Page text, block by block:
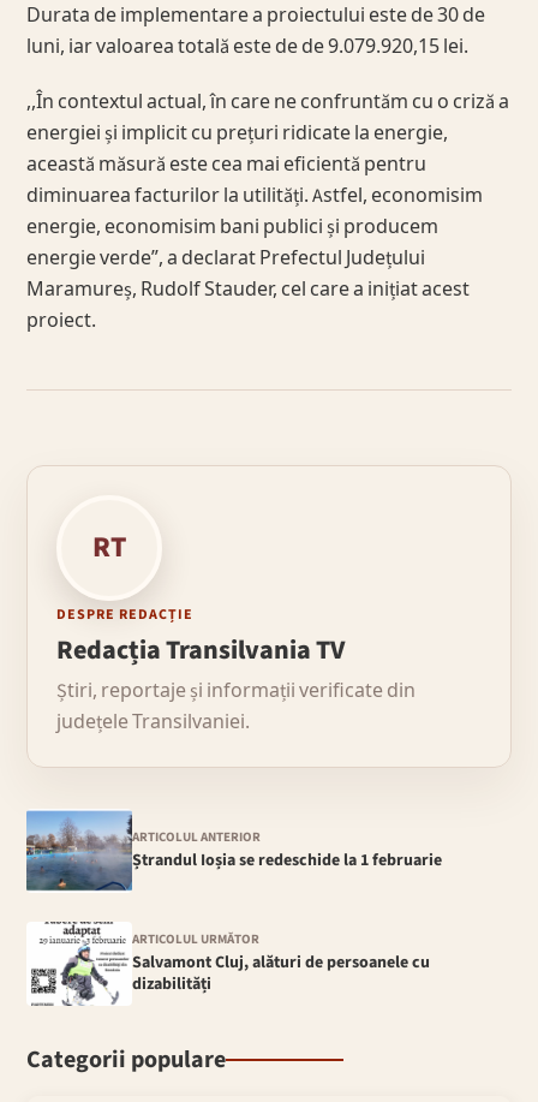
Durata de implementare a proiectului este de 30 de
luni, iar valoarea totală este de de 9.079.920,15 lei.
,,În contextul actual, în care ne confruntăm cu o criză a
energiei și implicit cu prețuri ridicate la energie,
această măsură este cea mai eficientă pentru
diminuarea facturilor la utilități. Astfel, economisim
energie, economisim bani publici și producem
energie verde”, a declarat Prefectul Județului
Maramureș, Rudolf Stauder, cel care a inițiat acest
proiect.
RT
DESPRE REDACȚIE
Redacția Transilvania TV
Știri, reportaje și informații verificate din
județele Transilvaniei.
ARTICOLUL ANTERIOR
Ștrandul Ioșia se redeschide la 1 februarie
ARTICOLUL URMĂTOR
Salvamont Cluj, alături de persoanele cu
dizabilități
Categorii populare